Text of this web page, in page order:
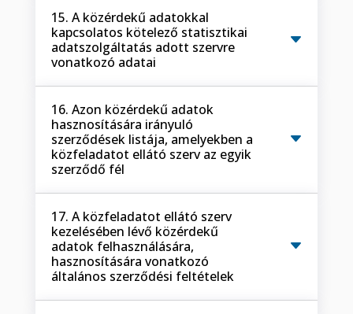
15. A közérdekű adatokkal
kapcsolatos kötelező statisztikai
adatszolgáltatás adott szervre
vonatkozó adatai
16. Azon közérdekű adatok
hasznosítására irányuló
szerződések listája, amelyekben a
közfeladatot ellátó szerv az egyik
szerződő fél
17. A közfeladatot ellátó szerv
kezelésében lévő közérdekű
adatok felhasználására,
hasznosítására vonatkozó
általános szerződési feltételek